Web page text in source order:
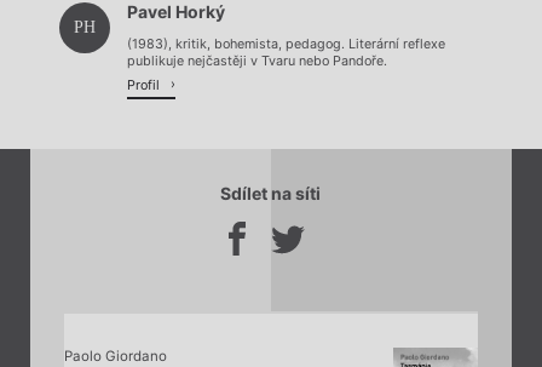
PH
Pavel Horký
(1983), kritik, bohemista, pedagog. Literární reflexe
publikuje nejčastěji v Tvaru nebo Pandoře.
Profil
Sdílet na síti
Paolo Giordano